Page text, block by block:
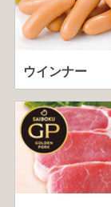
ウインナー